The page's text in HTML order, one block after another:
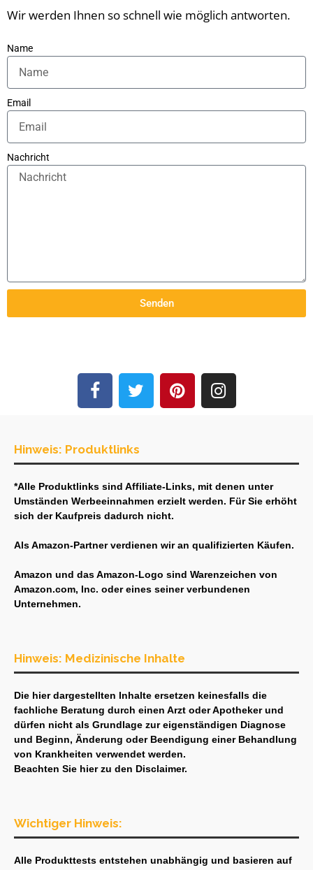
Wir werden Ihnen so schnell wie möglich antworten.
Name
Email
Nachricht
Senden
Hinweis: Produktlinks
*Alle Produktlinks sind Affiliate-Links, mit denen unter
Umständen Werbeeinnahmen erzielt werden. Für Sie erhöht
sich der Kaufpreis dadurch nicht.
Als Amazon-Partner verdienen wir an qualifizierten Käufen.
Amazon und das Amazon-Logo sind Warenzeichen von
Amazon.com, Inc. oder eines seiner verbundenen
Unternehmen.
Hinweis: Medizinische Inhalte
Die hier dargestellten Inhalte ersetzen keinesfalls die
fachliche Beratung durch einen Arzt oder Apotheker und
dürfen nicht als Grundlage zur eigenständigen Diagnose
und Beginn, Änderung oder Beendigung einer Behandlung
von Krankheiten verwendet werden.
Beachten Sie hier zu den Disclaimer.
Wichtiger Hinweis:
Alle Produkttests entstehen unabhängig und basieren auf